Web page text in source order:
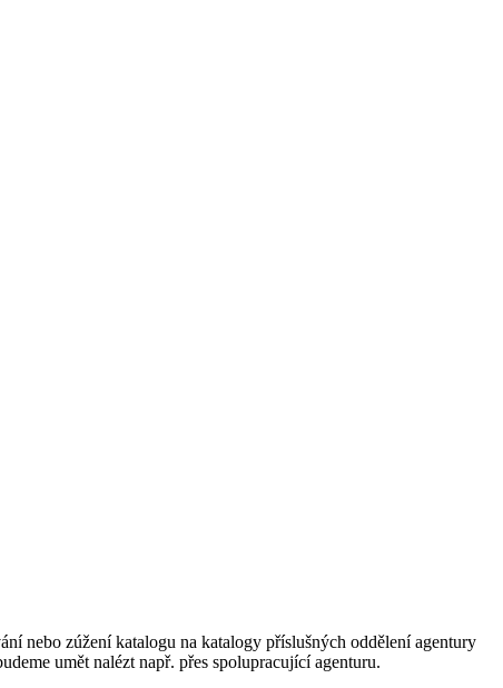
nebo zúžení katalogu na katalogy příslušných oddělení agentury
umět nalézt např. přes spolupracující agenturu.